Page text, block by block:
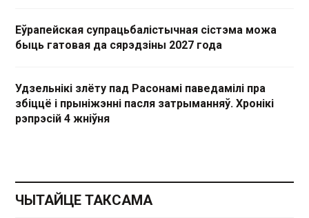
Еўрапейская супрацьбалістычная сістэма можа
быць гатовая да сярэдзіны 2027 года
Удзельнікі злёту пад Расонамі паведамілі пра
збіццё і прыніжэнні пасля затрыманняў. Хронікі
рэпрэсій 4 жніўня
ЧЫТАЙЦЕ ТАКСАМА